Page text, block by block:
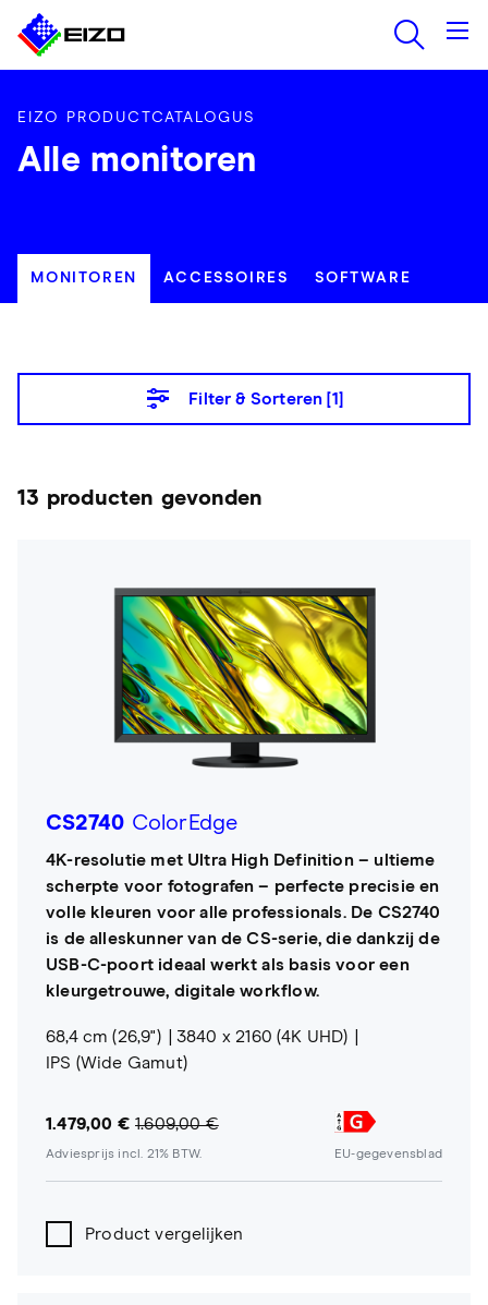
EIZO PRODUCTCATALOGUS
Alle monitoren
MONITOREN ACCESSOIRES SOFTWARE
Filter & Sorteren [1]
13 producten gevonden
CS2740 ColorEdge
4K-resolutie met Ultra High Definition – ultieme
scherpte voor fotografen – perfecte precisie en
volle kleuren voor alle professionals. De CS2740
is de alleskunner van de CS-serie, die dankzij de
USB-C-poort ideaal werkt als basis voor een
kleurgetrouwe, digitale workflow.
68,4 cm (26,9")
3840 x 2160 (4K UHD)
IPS (Wide Gamut)
1.479,00 € 1.609,00 €
Adviesprijs incl. 21% BTW. EU-gegevensblad
Product vergelijken